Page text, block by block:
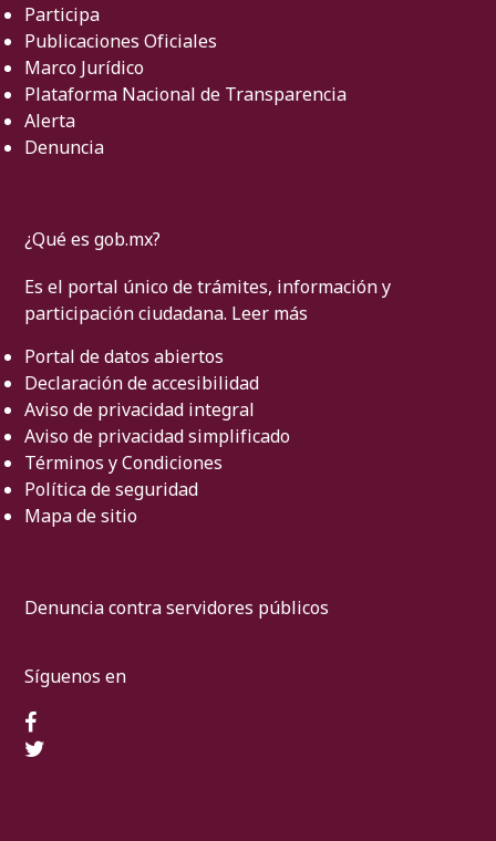
Participa
Publicaciones Oficiales
Marco Jurídico
Plataforma Nacional de Transparencia
Alerta
Denuncia
¿Qué es gob.mx?
Es el portal único de trámites, información y
participación ciudadana. Leer más
Portal de datos abiertos
Declaración de accesibilidad
Aviso de privacidad integral
Aviso de privacidad simplificado
Términos y Condiciones
Política de seguridad
Mapa de sitio
Denuncia contra servidores públicos
Síguenos en